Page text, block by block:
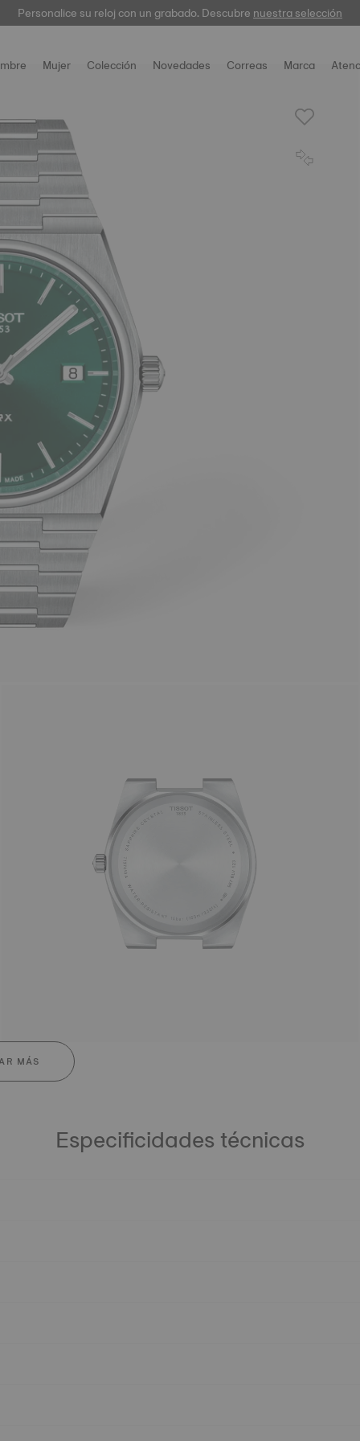
Personalice su reloj con un grabado. Descubrenuestra selección
garantía digital
Mujer Colección Novedades Correas Marca
MÁS
Especificidades técnicas